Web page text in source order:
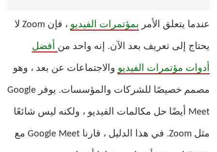
عندما يتعلق الأمر بمؤتمرات الفيديو ، فإن Zoom لا
يحتاج إلى تعريف بعد الآن. إنه واحد من أفضل
أدوات مؤتمرات الفيديو والاجتماعات عن بعد ، وهو
مصمم خصيصًا للشركات والمؤسسات. يوفر Google
Meet أيضًا حل مكالمات الفيديو ، ولكنه ليس شائعًا
مثل Zoom. في هذا الدليل ، قارنا Google Meet مع